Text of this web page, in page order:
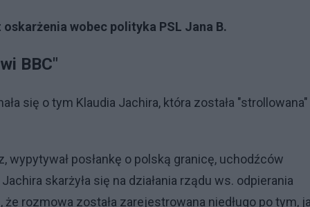
wobec polityka PSL Jana B.
BBC"
się o tym Klaudia Jachira, która została "strollowana"
posłankę o polską granicę, uchodźców
skarżyła się na działania rządu ws. odpierania
rozmowa została zarejestrowana niedługo po tym,